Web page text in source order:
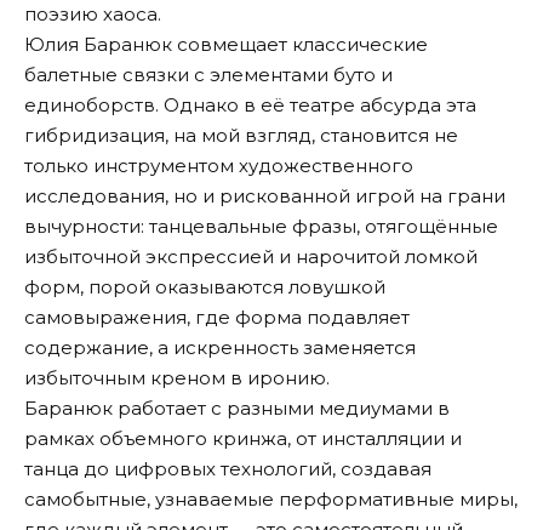
поэзию хаоса.
Юлия Баранюк совмещает классические
балетные связки с элементами буто и
единоборств. Однако в её театре абсурда эта
гибридизация, на мой взгляд, становится не
только инструментом художественного
исследования, но и рискованной игрой на грани
вычурности: танцевальные фразы, отягощённые
избыточной экспрессией и нарочитой ломкой
форм, порой оказываются ловушкой
самовыражения, где форма подавляет
содержание, а искренность заменяется
избыточным креном в иронию.
Баранюк работает с разными медиумами в
рамках объемного кринжа, от инсталляции и
танца до цифровых технологий, создавая
самобытные, узнаваемые перформативные миры,